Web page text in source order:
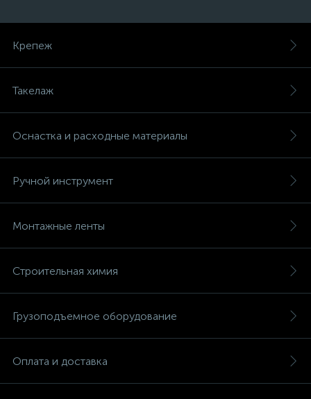
Крепеж
Такелаж
Оснастка и расходные материалы
Ручной инструмент
Монтажные ленты
Строительная химия
Грузоподъемное оборудование
Оплата и доставка